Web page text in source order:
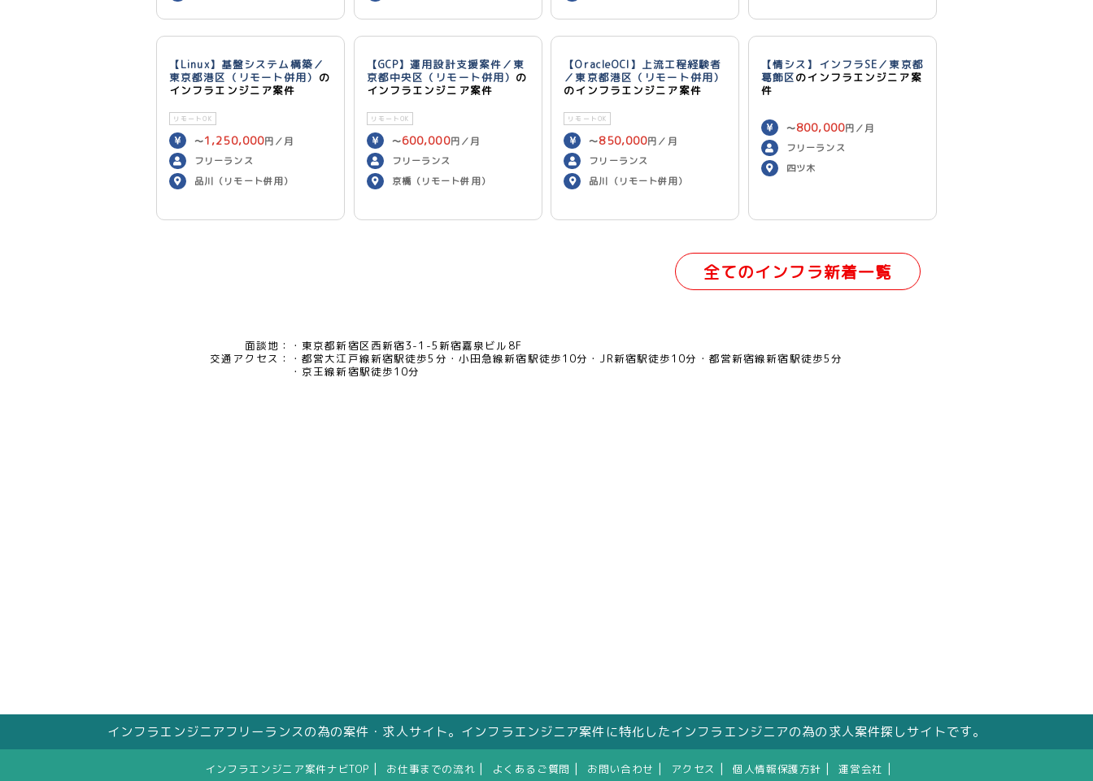
【Linux】基盤システム構築／
東京都港区（リモート併用） の
インフラエンジニア案件
リモートOK
〜1,250,000円／月
フリーランス
品川（リモート併用）
【GCP】運用設計支援案件／東
京都中央区（リモート併用） の
インフラエンジニア案件
リモートOK
〜600,000円／月
フリーランス
京橋（リモート併用）
【OracleOCI】上流工程経験者
／東京都港区（リモート併用）
のインフラエンジニア案件
リモートOK
〜850,000円／月
フリーランス
品川（リモート併用）
【情シス】インフラSE／東京都
葛飾区のインフラエンジニア案
件
〜800,000円／月
フリーランス
四ツ木
全てのインフラ新着一覧
面談地：
東京都新宿区西新宿3-1-5新宿嘉泉ビル8F
交通アクセス：
都営大江戸線新宿駅徒歩5分 小田急線新宿駅徒歩10分 JR新宿駅徒歩10分
都営新宿線新宿駅徒歩5分
京王線新宿駅徒歩10分
インフラエンジニアフリーランスの為の案件・求人サイト。インフラエンジニア案件に特化したインフラエンジニアの為の求人案件探しサイトです。
インフラエンジニア案件ナビTOP お仕事までの流れ よくあるご質問 お問い合わせ アクセス 個人情報保護方針 運営会社